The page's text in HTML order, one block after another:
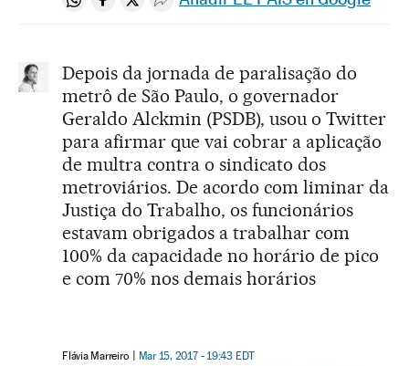
Compartir en Whatsapp
Compartir en Facebook
Compartir en Twitter
Desplegar Redes Sociales
Depois da jornada de paralisação do
metrô de São Paulo, o governador
Geraldo Alckmin (PSDB), usou o Twitter
para afirmar que vai cobrar a aplicação
de multra contra o sindicato dos
metroviários. De acordo com liminar da
Justiça do Trabalho, os funcionários
estavam obrigados a trabalhar com
100% da capacidade no horário de pico
e com 70% nos demais horários
Flávia Marreiro Mar 15, 2017 - 19:43 EDT